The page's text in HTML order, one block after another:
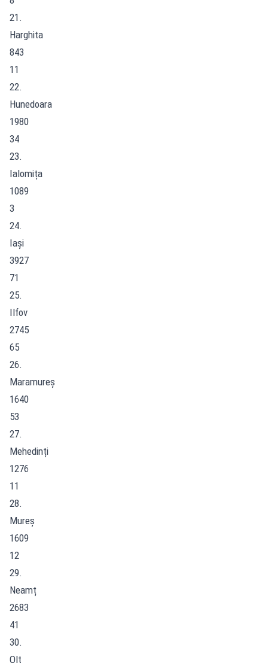
21.
Harghita
843
11
22.
Hunedoara
1980
34
23.
Ialomița
1089
3
24.
Iași
3927
71
25.
Ilfov
2745
65
26.
Maramureș
1640
53
27.
Mehedinți
1276
11
28.
Mureș
1609
12
29.
Neamț
2683
41
30.
Olt